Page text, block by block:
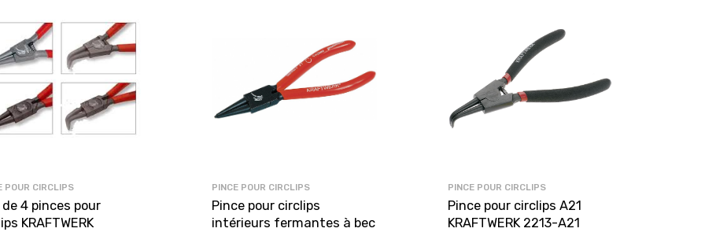
POUR CIRCLIPS
4 pinces pour
KRAFTWERK
PINCE POUR CIRCLIPS
Pince pour circlips
intérieurs fermantes à bec
PINCE POUR CIRCLIPS
Pince pour circlips A21
KRAFTWERK 2213-A21